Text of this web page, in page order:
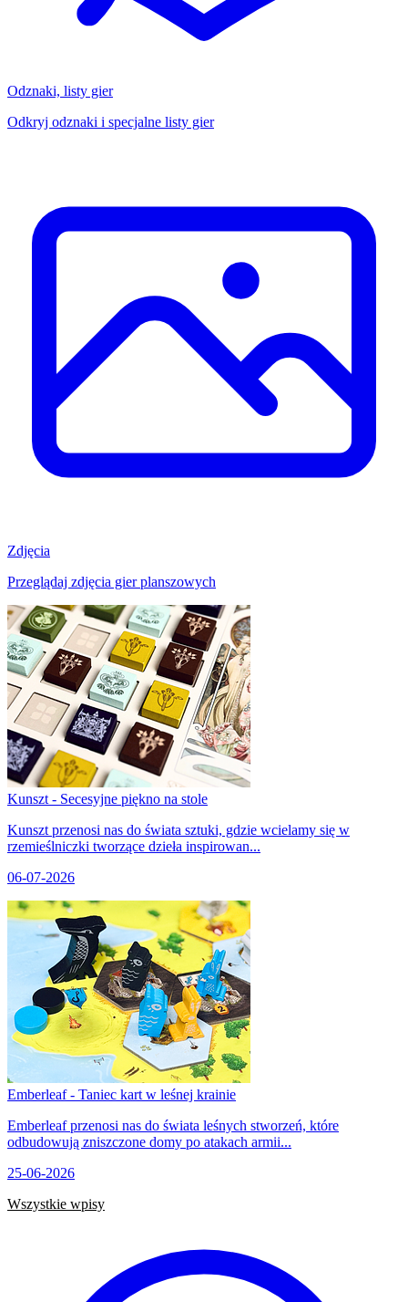
Odznaki, listy gier
Odkryj odznaki i specjalne listy gier
Zdjęcia
Przeglądaj zdjęcia gier planszowych
Kunszt - Secesyjne piękno na stole
Kunszt przenosi nas do świata sztuki, gdzie wcielamy się w
rzemieślniczki tworzące dzieła inspirowan...
06-07-2026
Emberleaf - Taniec kart w leśnej krainie
Emberleaf przenosi nas do świata leśnych stworzeń, które
odbudowują zniszczone domy po atakach armii...
25-06-2026
Wszystkie wpisy